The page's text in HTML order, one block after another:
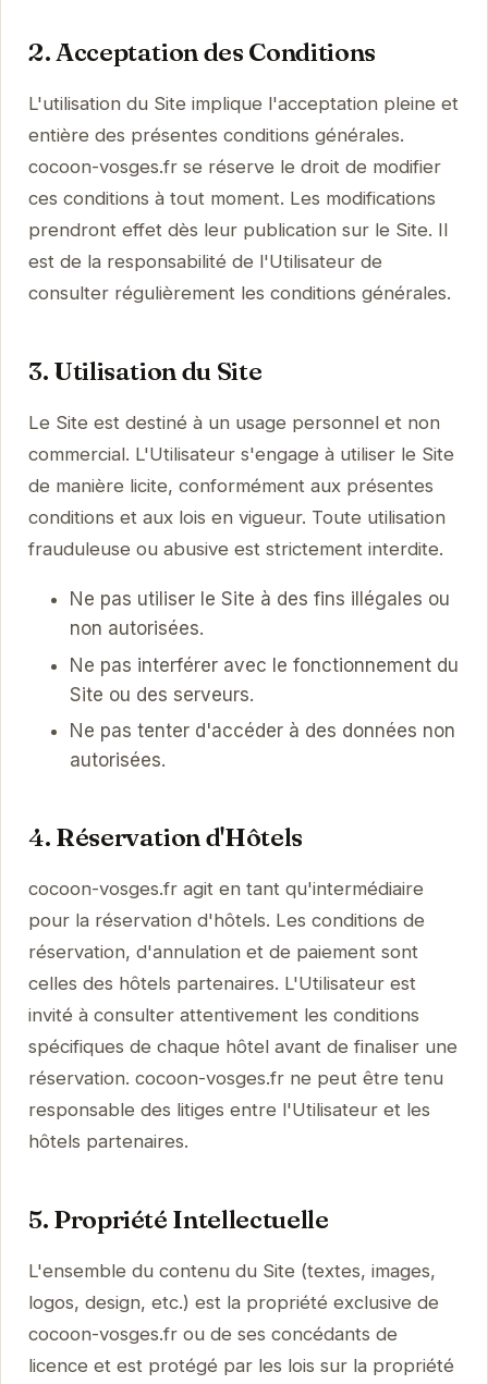
2. Acceptation des Conditions
L'utilisation du Site implique l'acceptation pleine et
entière des présentes conditions générales.
cocoon-vosges.fr se réserve le droit de modifier
ces conditions à tout moment. Les modifications
prendront effet dès leur publication sur le Site. Il
est de la responsabilité de l'Utilisateur de
consulter régulièrement les conditions générales.
3. Utilisation du Site
Le Site est destiné à un usage personnel et non
commercial. L'Utilisateur s'engage à utiliser le Site
de manière licite, conformément aux présentes
conditions et aux lois en vigueur. Toute utilisation
frauduleuse ou abusive est strictement interdite.
Ne pas utiliser le Site à des fins illégales ou
non autorisées.
Ne pas interférer avec le fonctionnement du
Site ou des serveurs.
Ne pas tenter d'accéder à des données non
autorisées.
4. Réservation d'Hôtels
cocoon-vosges.fr agit en tant qu'intermédiaire
pour la réservation d'hôtels. Les conditions de
réservation, d'annulation et de paiement sont
celles des hôtels partenaires. L'Utilisateur est
invité à consulter attentivement les conditions
spécifiques de chaque hôtel avant de finaliser une
réservation. cocoon-vosges.fr ne peut être tenu
responsable des litiges entre l'Utilisateur et les
hôtels partenaires.
5. Propriété Intellectuelle
L'ensemble du contenu du Site (textes, images,
logos, design, etc.) est la propriété exclusive de
cocoon-vosges.fr ou de ses concédants de
licence et est protégé par les lois sur la propriété